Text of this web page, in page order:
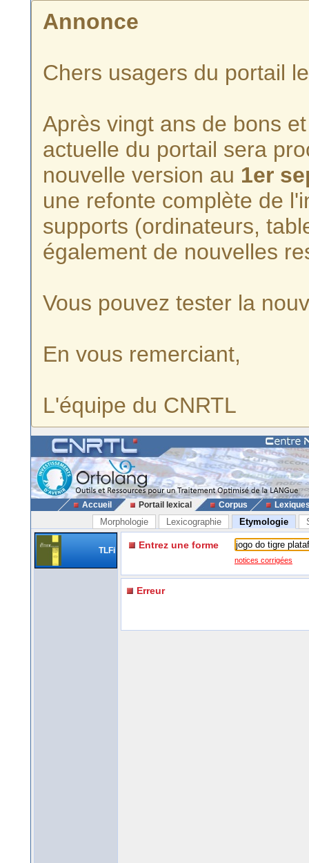
Annonce
Chers usagers du portail
Après vingt ans de bons
actuelle du portail sera
nouvelle version au 1er
une refonte complète de
supports (ordinateurs,
également de nouvelles
Vous pouvez tester la
En vous remerciant,
L'équipe du CNRTL
Accueil Portail lexical Corpus
Morphologie Lexicographie Etymologie
TLFi Entrez une forme
notices corrigées
Erreur